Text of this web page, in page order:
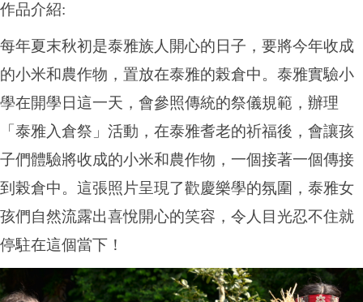
作品介紹:
每年夏末秋初是泰雅族人開心的日子，要將今年收成
的小米和農作物，置放在泰雅的榖倉中。泰雅實驗小
學在開學日這一天，會參照傳統的祭儀規範，辦理
「泰雅入倉祭」活動，在泰雅耆老的祈福後，會讓孩
子們體驗將收成的小米和農作物，一個接著一個傳接
到榖倉中。這張照片呈現了歡慶樂學的氛圍，泰雅女
孩們自然流露出喜悅開心的笑容，令人目光忍不住就
停駐在這個當下！